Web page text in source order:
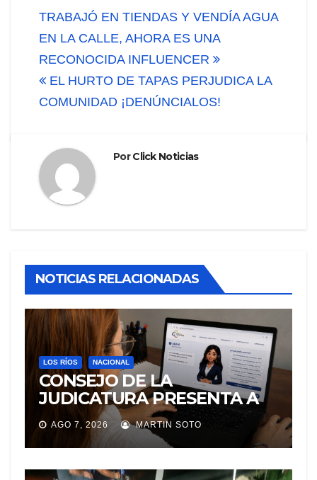
Navegación
de
entradas
TRABAJÓ EN TIENDAS Y VENDÍA AGUA
EN LA CALLE, AHORA ES UNA
RECONOCIDA INFLUENCER
EL HURTO DE TAPAS PERJUDICA LA
COMUNIDAD ¡DENÚNCIALOS!
PorClick Noticias
NOTICIAS RELACIONADAS
LOS RÍOS NACIONAL
CONSEJO DE LA
JUDICATURA PRESENTA A
«Adila», LA ASISTENTE
VIRTUAL QUE ORIENTA A LA
CIUDADANÍA SOBRE
TRÁMITES JUDICIALES
AGO 7, 2026 MARTIN SOTO